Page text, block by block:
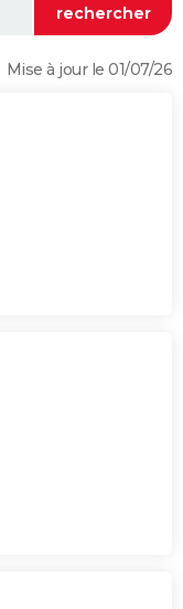
Mise à jour le 01/07/26